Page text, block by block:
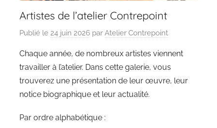
Artistes de l’atelier Contrepoint
Publié le 24 juin 2026 par Atelier Contrepoint
Chaque année, de nombreux artistes viennent
travailler à l’atelier. Dans cette galerie, vous
trouverez une présentation de leur œuvre, leur
notice biographique et leur actualité.
Par ordre alphabétique :